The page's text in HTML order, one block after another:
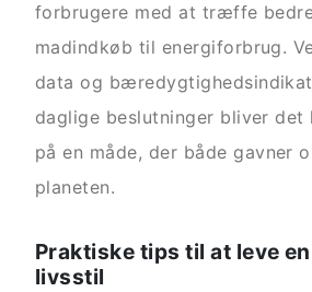
forbrugere med at træffe
madindkøb til energiforbrug.
data og
daglige beslutninger bliver det
på en måde, der både gavner
planeten.
Praktiske tips til at leve
livsstil